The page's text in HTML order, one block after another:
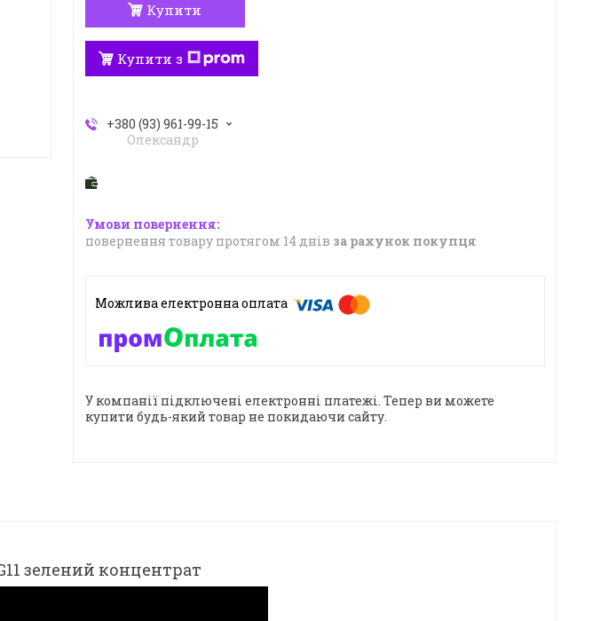
Купити
Купити з
+380 (93) 961-99-15
Олександр
повернення товару протягом 14 днів за рахунок покупця
У компанії підключені електронні платежі. Тепер ви можете
купити будь-який товар не покидаючи сайту.
зелений концентрат